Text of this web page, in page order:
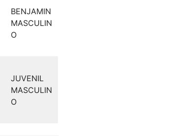
BENJAMIN
MASCULIN
O
JUVENIL
MASCULIN
O